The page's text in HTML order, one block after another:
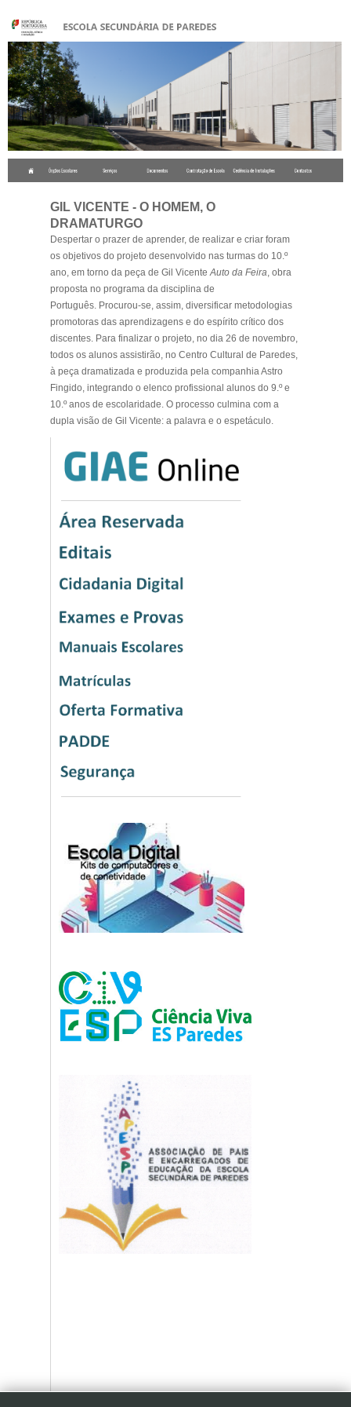
GIL VICENTE - O HOMEM, O
DRAMATURGO
Despertar o prazer de aprender, de realizar e criar foram
os objetivos do projeto desenvolvido nas turmas do 10.º
ano, em torno da peça de Gil Vicente Auto da Feira , obra
proposta no programa da disciplina de
Português. Procurou-se, assim, diversificar metodologias
promotoras das aprendizagens e do espírito crítico dos
discentes. Para finalizar o projeto, no dia 26 de novembro,
todos os alunos assistirão, no Centro Cultural de Paredes,
à peça dramatizada e produzida pela companhia Astro
Fingido, integrando o elenco profissional alunos do 9.º e
10.º anos de escolaridade. O processo culmina com a
dupla visão de Gil Vicente: a palavra e o espetáculo.